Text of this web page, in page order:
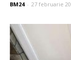
BM24 - 27 februarie